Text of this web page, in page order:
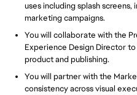
uses including splash
marketing campaigns.
You will collaborate with the
Experience Design Director
product and publishing.
You will partner with the
consistency across visual